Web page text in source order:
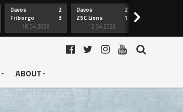
Davos
Friborgo
2
3
18.04.2026
Davos
ZSC Lions
2
1
12.04.2026
>
ABOUT